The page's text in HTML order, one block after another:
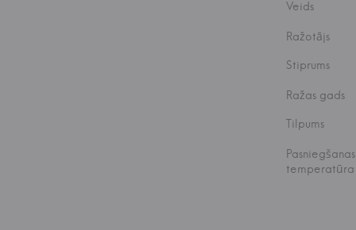
Veids
Ražotājs
Stiprums
Ražas gads
Tilpums
Pasniegšanas
temperatūra